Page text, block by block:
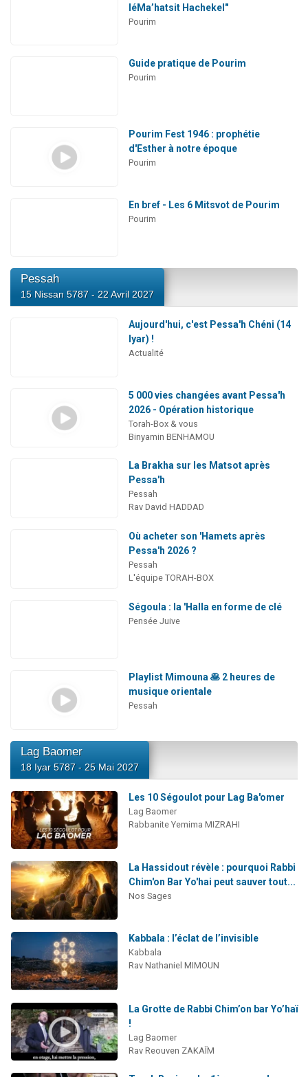
léMa’hatsit Hachekel"
Pourim
Guide pratique de Pourim
Pourim
Pourim Fest 1946 : prophétie
d'Esther à notre époque
Pourim
En bref - Les 6 Mitsvot de Pourim
Pourim
Pessah
15 Nissan 5787 - 22 Avril 2027
Aujourd'hui, c'est Pessa'h Chéni (14
Iyar) !
Actualité
5 000 vies changées avant Pessa'h
2026 - Opération historique
Torah-Box & vous
Binyamin BENHAMOU
La Brakha sur les Matsot après
Pessa'h
Pessah
Rav David HADDAD
Où acheter son 'Hamets après
Pessa'h 2026 ?
Pessah
L'équipe TORAH-BOX
Ségoula : la 'Halla en forme de clé
Pensée Juive
Playlist Mimouna 🥞 2 heures de
musique orientale
Pessah
Lag Baomer
18 Iyar 5787 - 25 Mai 2027
Les 10 Ségoulot pour Lag Ba'omer
Lag Baomer
Rabbanite Yemima MIZRAHI
La Hassidout révèle : pourquoi Rabbi
Chim'on Bar Yo'hai peut sauver tout...
Nos Sages
Kabbala : l’éclat de l’invisible
Kabbala
Rav Nathaniel MIMOUN
La Grotte de Rabbi Chim’on bar Yo’haï
!
Lag Baomer
Rav Reouven ZAKAÏM